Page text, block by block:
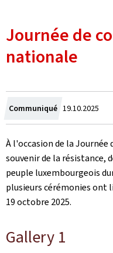
Journée de
nationale
Communiqué Crée
le
19.10.2025
À l'occasion de la
souvenir de la résistance,
peuple luxembourgeois
plusieurs cérémonies ont
19 octobre 2025.
Gallery 1